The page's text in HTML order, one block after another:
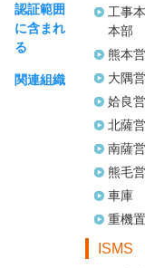
認証範囲
に含まれ
る
関連組織
工事
本部
熊本
大隅
姶良
北薩
南薩
熊毛
車庫
重機
ISMS